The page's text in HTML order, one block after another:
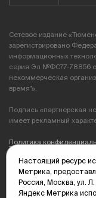
Сетевое издание
зарегистрировано
информационных
серия Эл №ФС77-78856
некоммерческая
время"».
Подпись «партнерская
имеет рекламный
Политика
Редакция: 625035,
(3452) 68-89-05
edit@vsluh.ru
Настоящий ресурс
Метрика,
Россия, Москва, ул.
Яндекс Метрика